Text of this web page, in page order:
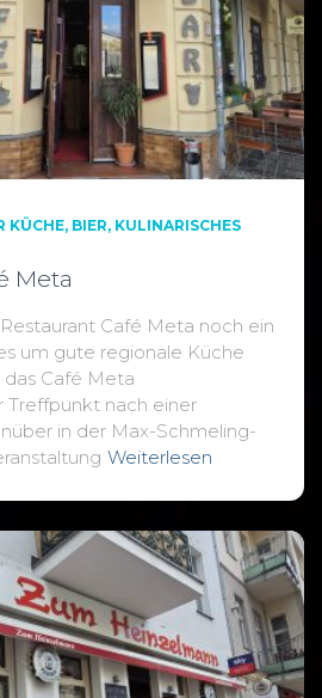
KÜCHE BIER KULINARISCHES
Meta
Café Meta noch ein
um gute regionale Küche
Café Meta
Treffpunkt nach einer
in der Max-Schmeling-
Weiterlesen